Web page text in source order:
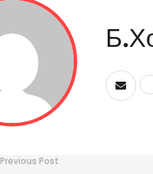
Previous Post